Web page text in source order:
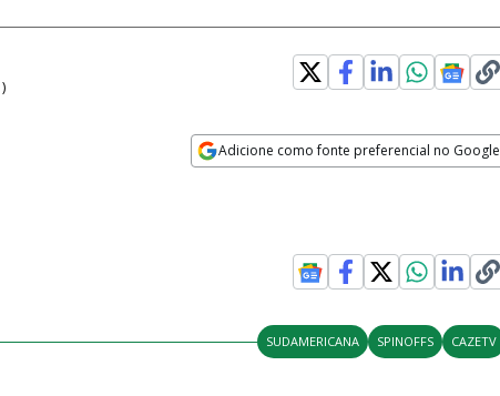
)
Adicione como fonte preferencial no Google
SUDAMERICANA SPINOFFS CAZETV